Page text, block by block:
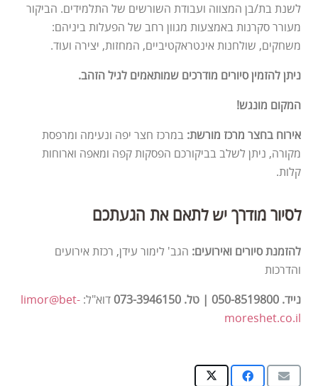
לשנת בת/בן המצווה ועבודת השורשים של התלמידים. הביקור
מעורר סקרנות באמצעות מגוון רחב של הפעלות ביניהם:
משחקים, שולחנות אינטראקטיביים, המחזות, יצירה ועוד.
ניתן להזמין סיורים מודרכים שמותאמים לגיל הזהב.
המקום מונגש!
אירוח בחצר מרכז מורשת: במרכז חצר יפה ונעימה ומרפסת
מקורה, ניתן לשלב בביקורכם הפסקות קפה ומאפה וארוחות
קלות.
לסיור מודרך יש לתאם את הגעתכם
להזמנת סיורים ואירועים: הגב' לימור עידן, רכזת אירועים
והדרכות
נייד. 050-8519800 | טל. 073-3946150דוא"ל: limor@bet-
moreshet.co.il